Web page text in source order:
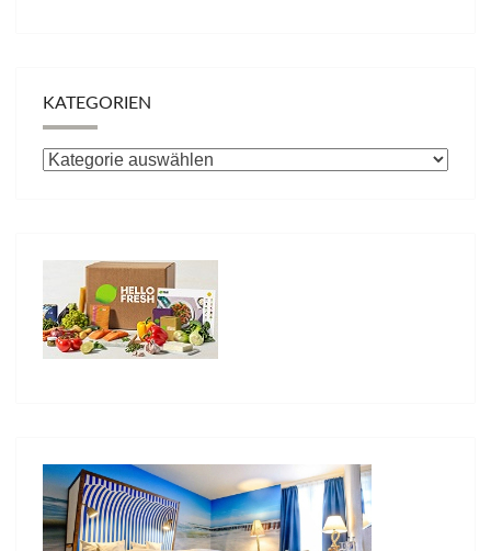
KATEGORIEN
Kategorien